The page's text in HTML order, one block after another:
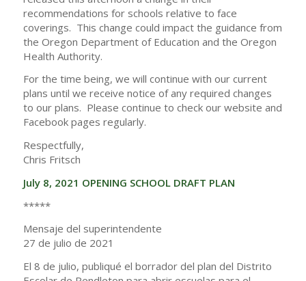
recommendations for schools relative to face
coverings. This change could impact the guidance from
the Oregon Department of Education and the Oregon
Health Authority.
For the time being, we will continue with our current
plans until we receive notice of any required changes
to our plans. Please continue to check our website and
Facebook pages regularly.
Respectfully,
Chris Fritsch
July 8, 2021 OPENING SCHOOL DRAFT PLAN
*****
Mensaje del superintendente
27 de julio de 2021
El 8 de julio, publiqué el borrador del plan del Distrito